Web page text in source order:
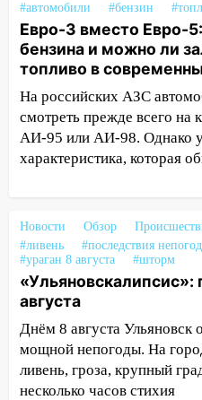
17:15
В
ремонтируют
готов, ещё два —
17:00
урагана 8 августа
16:38 Прогноз
области на 9
Ульяновске
время»
16:17 Мелекесский
Ульяновской
100 тысяч тонн зерна
15:17 В колледжи и
Ульяновской
тысяч заявлений
#автомобили
#бензин
Евро-3 вместо Евро-
бензина и можно ли
топливо в
На российских АЗС
смотреть прежде всего
АИ-95 или АИ-98. Однако у
характеристика, которая
Новости Обзор
#ливень
#последствия
#ураган 8 августа
#шторм
«Ульяновскалипсис»:
августа
Днём 8 августа Ульяновск
мощной непогоды. На
ливень, гроза, крупный
несколько часов стихия